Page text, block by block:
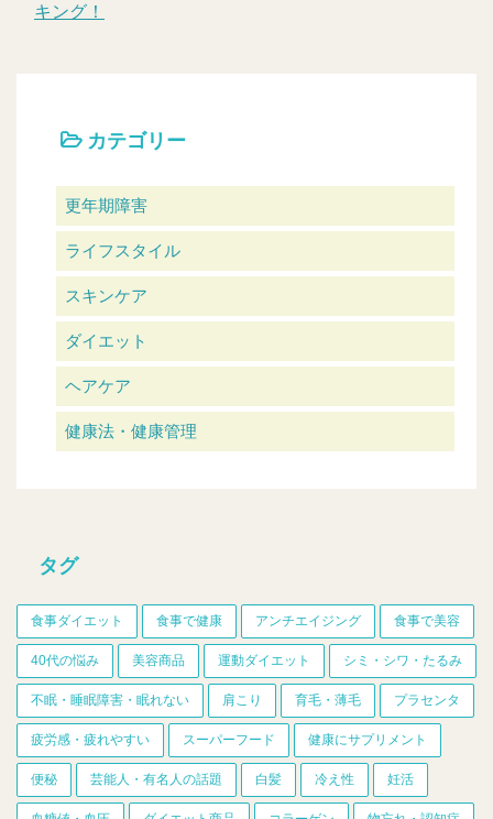
キング！
カテゴリー
更年期障害
ライフスタイル
スキンケア
ダイエット
ヘアケア
健康法・健康管理
タグ
食事ダイエット 食事で健康 アンチエイジング 食事で美容
40代の悩み 美容商品 運動ダイエット シミ・シワ・たるみ
不眠・睡眠障害・眠れない 肩こり 育毛・薄毛 プラセンタ
疲労感・疲れやすい スーパーフード 健康にサプリメント
便秘 芸能人・有名人の話題 白髪 冷え性 妊活